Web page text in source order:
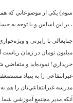
سوم) يکي از موضوعاتي که
، بر اين اساس و با توجه به
غيرانتفاعي را به بنياد
آنکه مدير مجتمع آموزشي